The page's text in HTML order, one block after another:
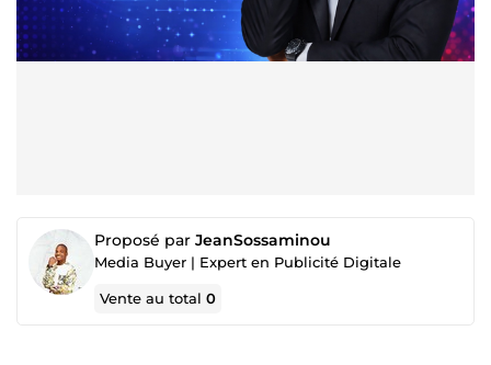
Proposé par JeanSossaminou
Media Buyer | Expert en Publicité Digitale
Vente au total0